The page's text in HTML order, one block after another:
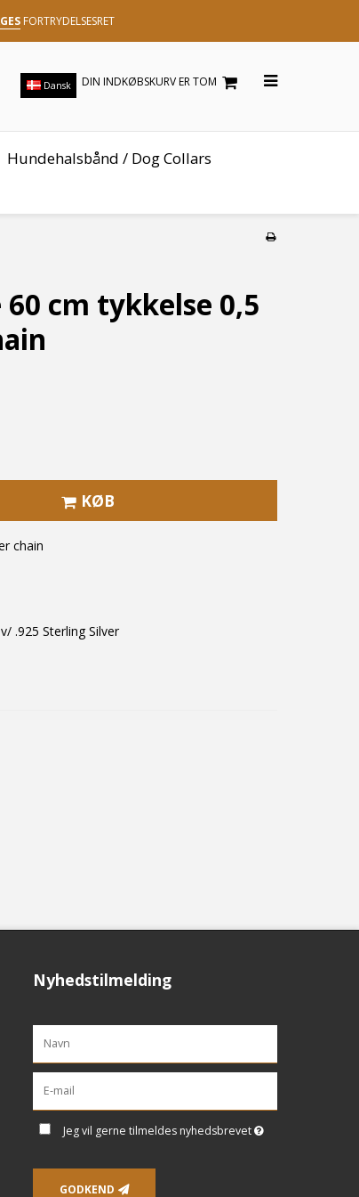
FORTRYDELSESRET
Dansk DIN INDKØBSKURV ER TOM
Hundehalsbånd / Dog Collars
cm tykkelse 0,5
KØB
chain
.925 Sterling Silver
Nyhedstilmelding
Jeg vil gerne tilmeldes nyhedsbrevet
GODKEND